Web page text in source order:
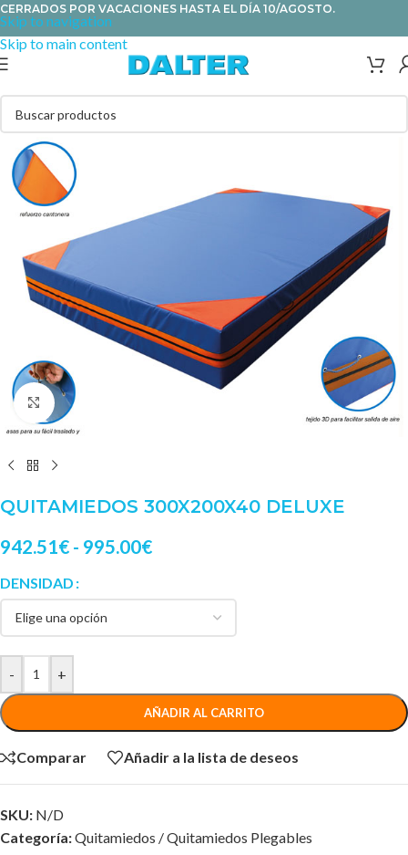
Skip to navigation
Skip to main content
CERRADOS POR VACACIONES HASTA EL DÍA 10/AGOSTO.
Clic para ampliar
QUITAMIEDOS 300X200X40 DELUXE
942.51€ - 995.00€
DENSIDAD
- +
AÑADIR AL CARRITO
Comparar Añadir a la lista de deseos
SKU: N/D
Categoría:Quitamiedos / Quitamiedos Plegables